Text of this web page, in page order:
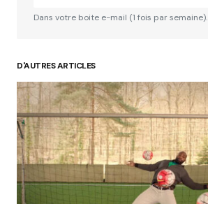
Dans votre boite e-mail (1 fois par semaine).
D'AUTRES ARTICLES